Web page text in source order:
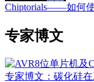
Chiptorials——如何
专家博文
专家博文：碳化硅